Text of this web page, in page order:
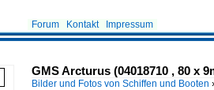
Forum Kontakt Impressum
GMS Arcturus (04018710 , 80 x
Bilder und Fotos von Schiffen und Booten